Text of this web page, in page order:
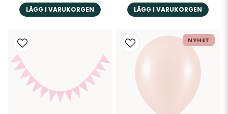
LÄGG I VARUKORGEN LÄGG I VARUKORGEN
NYHET